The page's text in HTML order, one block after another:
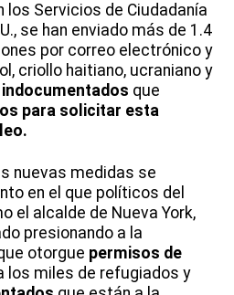
los Servicios de Ciudadanía
se han enviado más de 1.4
por correo electrónico y
criollo haitiano, ucraniano y
indocumentados que
para solicitar esta
nuevas medidas se
en el que políticos del
el alcalde de Nueva York,
presionando a la
otorgue permisos de
los miles de refugiados y